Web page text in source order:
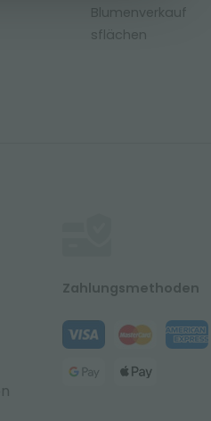
Blumenverkauf
sflächen
Zahlungsmethoden